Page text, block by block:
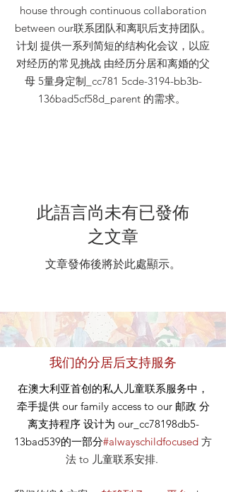
house through continuous collaboration
between our联系团队和离职后支持团队。
计划 提供一系列简短的结构化会议，以应
对经历的常见挑战 由经历分居和离婚的父
母 5量身定制_cc781 5cde-3194-bb3b-
136bad5cf58d_parent 的需求。
此語言尚未有已發佈
之文章
文章發佈後將於此處顯示。
我们的分居后支持服务
在澳大利亚首创的私人儿童联系服务中，
牵手提供 our family access to our 邮政 分
离支持程序 设计为 our_cc78198db5-
13bad539的一部分#alwayschildfocused 方
法to 儿童联系安排.